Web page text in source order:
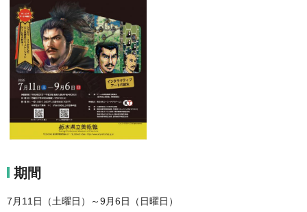
期間
7月11日（土曜日）～9月6日（日曜日）